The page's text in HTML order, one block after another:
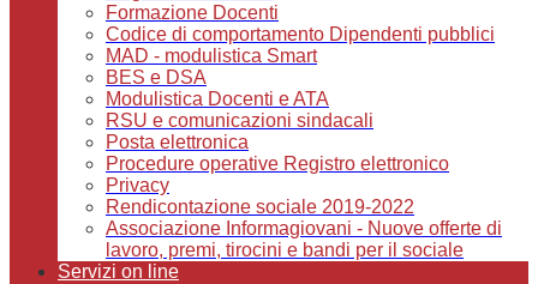
Formazione Docenti
Codice di comportamento Dipendenti pubblici
MAD - modulistica Smart
BES e DSA
Modulistica Docenti e ATA
RSU e comunicazioni sindacali
Posta elettronica
Procedure operative Registro elettronico
Privacy
Rendicontazione sociale 2019-2022
Associazione Informagiovani - Nuove offerte di
lavoro, premi, tirocini e bandi per il sociale
Servizi on line